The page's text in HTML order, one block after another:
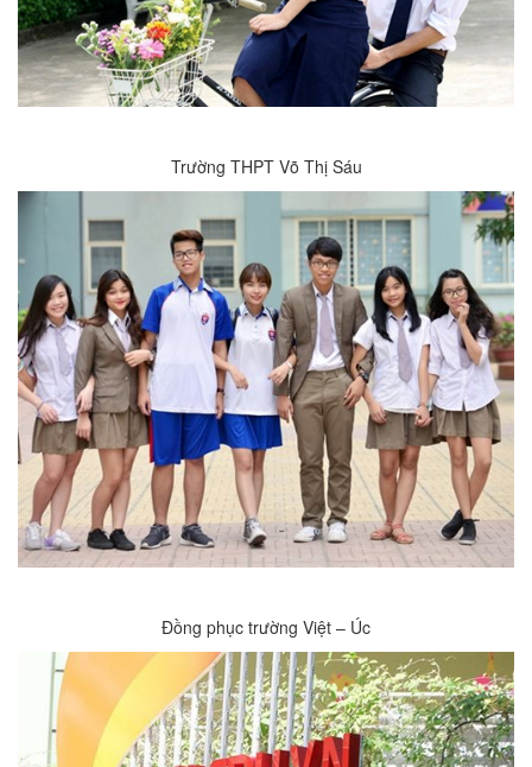
Trường THPT Võ Thị Sáu
Đồng phục trường Việt – Úc